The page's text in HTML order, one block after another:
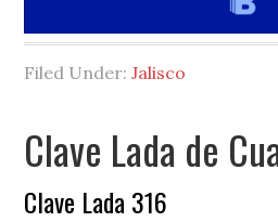
Filed Under:Jalisco
Clave Lada de
Clave Lada 316